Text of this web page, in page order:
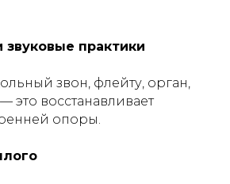
практики
звон, флейту, орган,
это восстанавливает
опоры.